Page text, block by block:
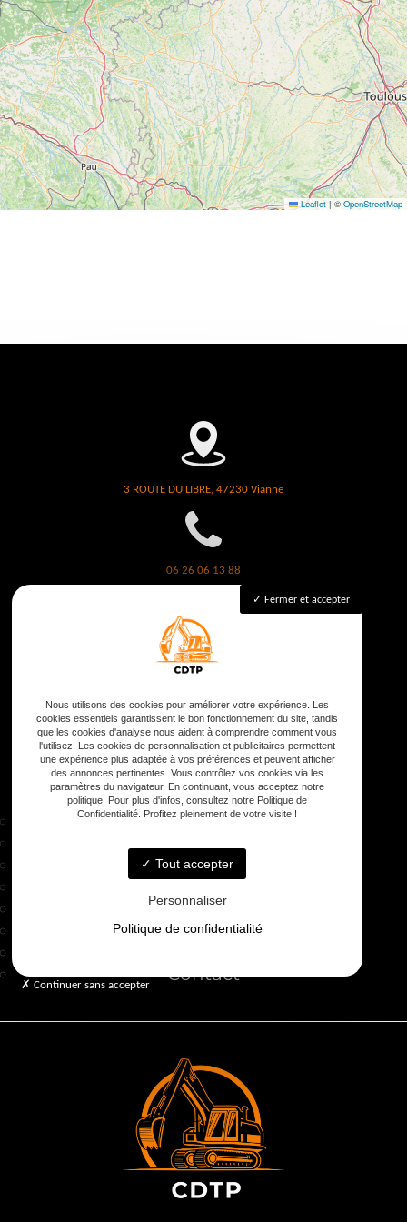
Leaflet | © OpenStreetMap
3 ROUTE DU LIBRE, 47230 Vianne
06 26 06 13 88
contact@cdtp47.fr
Lundi - Samedi :8h - 18h
Accueil
Terrassement
Maçonnerie
Assainissement
Extension de maison
Qui sommes-nous ?
Contact
Fermer et accepter
Nous utilisons des cookies pour améliorer votre expérience. Les
cookies essentiels garantissent le bon fonctionnement du site, tandis
que les cookies d'analyse nous aident à comprendre comment vous
l'utilisez. Les cookies de personnalisation et publicitaires permettent
une expérience plus adaptée à vos préférences et peuvent afficher
des annonces pertinentes. Vous contrôlez vos cookies via les
paramètres du navigateur. En continuant, vous acceptez notre
politique. Pour plus d'infos, consultez notre Politique de
Confidentialité. Profitez pleinement de votre visite !
Tout accepter
Personnaliser
Politique de confidentialité
Continuer sans accepter